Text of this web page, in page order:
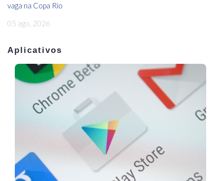
vaga na Copa Rio
05 ago, 2026
Aplicativos